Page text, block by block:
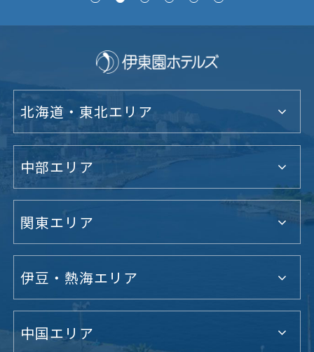
北海道・東北エリア
中部エリア
関東エリア
伊豆・熱海エリア
中国エリア